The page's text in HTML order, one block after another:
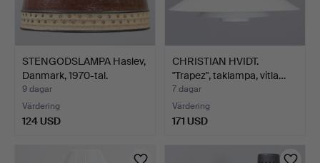
STENGODSLAMPA Haslev,
Danmark, 1970-tal.
9 dagar
Värdering
124 USD
CHRISTIAN HVIDT.
"Trapez", taklampa, vitla…
7 dagar
Värdering
171 USD